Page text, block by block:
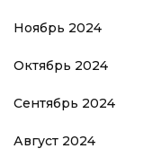
Ноябрь 2024
Октябрь 2024
Сентябрь 2024
Август 2024